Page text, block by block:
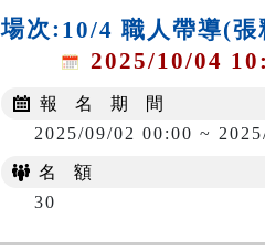
場次: 10/4 職人帶導(張
2025/10/04
報 名 期 間
2025/09/02 00:00 ~
名 額
30